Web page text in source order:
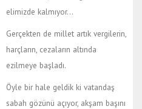
elimizde kalmıyor…
Gerçekten de millet artık vergilerin,
harçların, cezaların altında
ezilmeye başladı.
Öyle bir hale geldik ki vatandaş
sabah gözünü açıyor, akşam başını